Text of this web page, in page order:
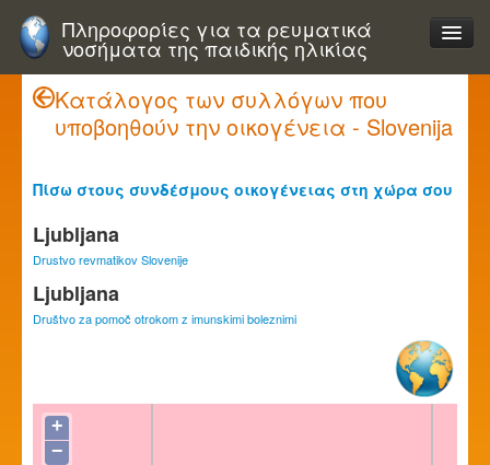
Πληροφορίες για τα ρευματικά
νοσήματα της παιδικής ηλικίας
Κατάλογος των συλλόγων που
υποβοηθούν την οικογένεια - Slovenija
Πίσω στους συνδέσμους οικογένειας στη χώρα σου
Ljubljana
Drustvo revmatikov Slovenije
Ljubljana
Društvo za pomoč otrokom z imunskimi boleznimi
+
−